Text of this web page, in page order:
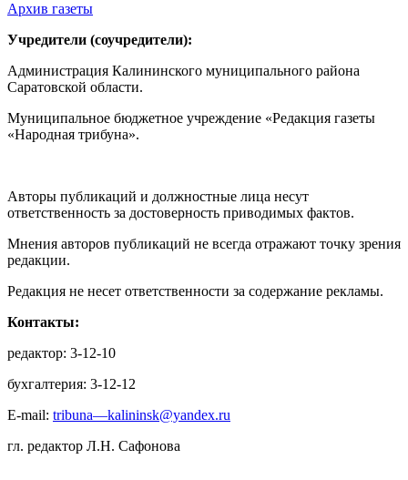
Архив газеты
Учредители (соучредители):
Администрация Калининского муниципального района
Саратовской области.
Муниципальное бюджетное учреждение «Редакция газеты
«Народная трибуна».
Авторы публикаций и должностные лица несут
ответственность за достоверность приводимых фактов.
Мнения авторов публикаций не всегда отражают точку зрения
редакции.
Редакция не несет ответственности за содержание рекламы.
Контакты:
редактор: 3-12-10
бухгалтерия: 3-12-12
E-mail: tribuna—kalininsk@yandex.ru
гл. редактор Л.Н. Сафонова